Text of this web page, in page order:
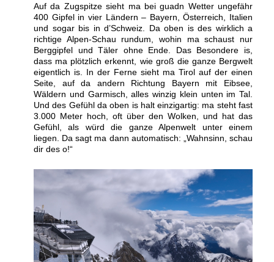
Auf da Zugspitze sieht ma bei guadn Wetter ungefähr
400 Gipfel in vier Ländern – Bayern, Österreich, Italien
und sogar bis in d’Schweiz. Da oben is des wirklich a
richtige Alpen-Schau rundum, wohin ma schaust nur
Berggipfel und Täler ohne Ende. Das Besondere is,
dass ma plötzlich erkennt, wie groß die ganze Bergwelt
eigentlich is. In der Ferne sieht ma Tirol auf der einen
Seite, auf da andern Richtung Bayern mit Eibsee,
Wäldern und Garmisch, alles winzig klein unten im Tal.
Und des Gefühl da oben is halt einzigartig: ma steht fast
3.000 Meter hoch, oft über den Wolken, und hat das
Gefühl, als würd die ganze Alpenwelt unter einem
liegen. Da sagt ma dann automatisch: „Wahnsinn, schau
dir des o!“